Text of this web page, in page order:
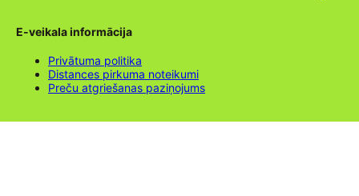
E-veikala informācija
Privātuma politika
Distances pirkuma noteikumi
Preču atgriešanas paziņojums